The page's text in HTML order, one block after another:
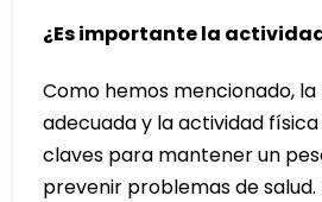
¿Es importante la
Como hemos mencionado,
adecuada y la actividad
claves para mantener un
prevenir problemas de salud.